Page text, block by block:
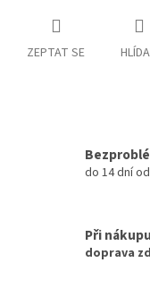
ZEPTAT SE
do 14 dní
Při
doprava